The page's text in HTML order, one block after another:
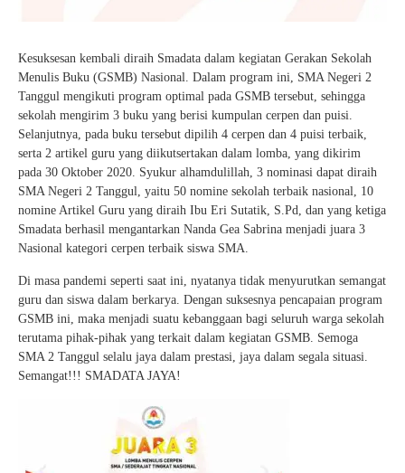
Kesuksesan kembali diraih Smadata dalam kegiatan Gerakan Sekolah
Menulis Buku (GSMB) Nasional. Dalam program ini, SMA Negeri 2
Tanggul mengikuti program optimal pada GSMB tersebut, sehingga
sekolah mengirim 3 buku yang berisi kumpulan cerpen dan puisi.
Selanjutnya, pada buku tersebut dipilih 4 cerpen dan 4 puisi terbaik,
serta 2 artikel guru yang diikutsertakan dalam lomba, yang dikirim
pada 30 Oktober 2020. Syukur alhamdulillah, 3 nominasi dapat diraih
SMA Negeri 2 Tanggul, yaitu 50 nomine sekolah terbaik nasional, 10
nomine Artikel Guru yang diraih Ibu Eri Sutatik, S.Pd, dan yang ketiga
Smadata berhasil mengantarkan Nanda Gea Sabrina menjadi juara 3
Nasional kategori cerpen terbaik siswa SMA.
Di masa pandemi seperti saat ini, nyatanya tidak menyurutkan semangat
guru dan siswa dalam berkarya. Dengan suksesnya pencapaian program
GSMB ini, maka menjadi suatu kebanggaan bagi seluruh warga sekolah
terutama pihak-pihak yang terkait dalam kegiatan GSMB. Semoga
SMA 2 Tanggul selalu jaya dalam prestasi, jaya dalam segala situasi.
Semangat!!! SMADATA JAYA!